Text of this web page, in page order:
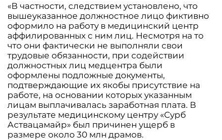
«В частности, следствием установлено, что
вышеуказанное должностное лицо фиктивно
оформило на работу в медицинский центр
аффилированных с ним лиц. Несмотря на то
что они фактически не выполняли свои
трудовые обязанности, при содействии
должностных лиц медцентра были
оформлены подложные документы,
подтверждающие их якобы присутствие на
работе, на основании которых указанным
лицам выплачивалась заработная плата. В
результате медицинскому центру «Сурб
Аствацамайр» был причинен ущерб в
размере около 30 млн драмов.